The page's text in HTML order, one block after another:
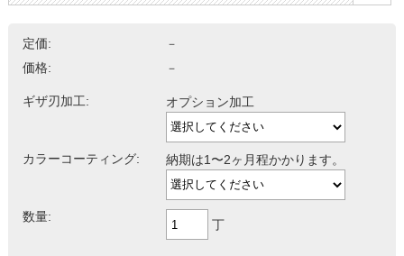
定価:
－
価格:
－
ギザ刃加工: オプション加工
カラーコーティング: 納期は1〜2ヶ月程かかります。
数量:
丁